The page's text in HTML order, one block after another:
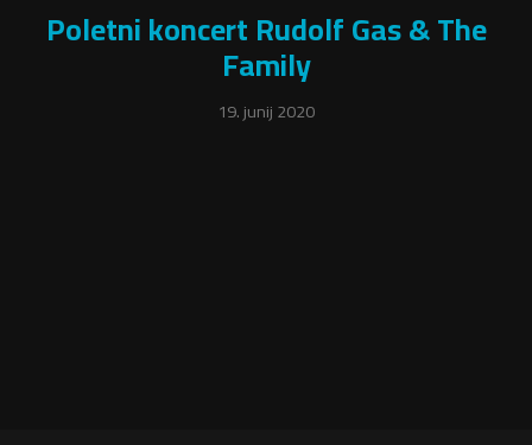
Poletni koncert Rudolf Gas & The
Family
19. junij 2020